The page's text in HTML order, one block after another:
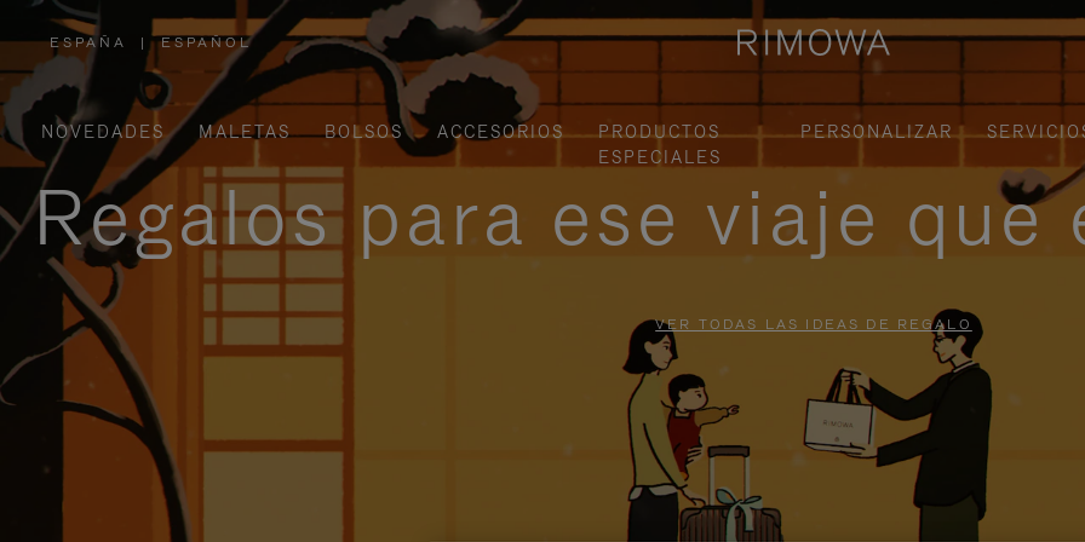
ESPAÑA
,
ELIGE
UBICACIÓN
| ESPAÑOL
NOVEDADES MALETAS BOLSOS ACCESORIOS
PRODUCTOS
ESPECIALES
PERSONALIZAR
Regalos para ese viaje
VER TODAS LAS IDEAS DE REGALO